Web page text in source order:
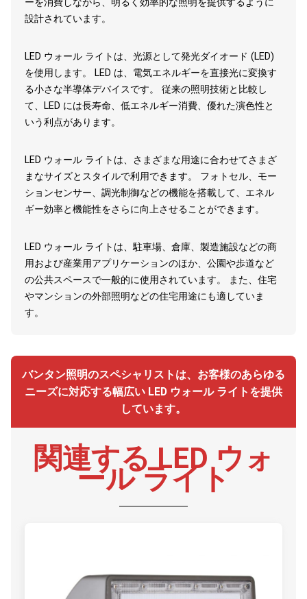
ーを消費しながら、明るく効率的な照明を提供するように
設計されています。
LED ウォール ライトは、光源として発光ダイオード (LED)
を使用します。 LED は、電気エネルギーを直接光に変換す
る小さな半導体デバイスです。 従来の照明技術と比較し
て、LED には長寿命、低エネルギー消費、優れた演色性と
いう利点があります。
LED ウォール ライトは、さまざまな用途に合わせてさまざ
まなサイズとスタイルで利用できます。 フォトセル、モー
ションセンサー、調光制御などの機能を搭載して、エネル
ギー効率と機能性をさらに向上させることができます。
LED ウォール ライトは、駐車場、倉庫、製造施設などの商
用および産業用アプリケーションのほか、公園や歩道など
の公共スペースで一般的に使用されています。 また、住宅
やマンションの外部照明などの住宅用途にも適していま
す。
バンタン照明のスペシャリストは、お客様のあらゆる
ニーズに対応する幅広い LED ウォール ライトを提供
しています。
関連する LED ウォ
ール ライト